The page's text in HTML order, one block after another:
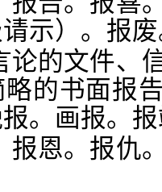
示）。报
的文件、
的书面报
。画报。
恩。报仇